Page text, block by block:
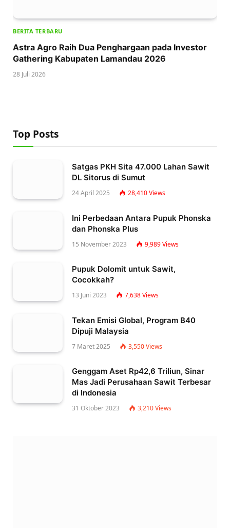
BERITA TERBARU
Astra Agro Raih Dua Penghargaan pada Investor
Gathering Kabupaten Lamandau 2026
28 Juli 2026
Top Posts
Satgas PKH Sita 47.000 Lahan Sawit
DL Sitorus di Sumut
24 April 2025 28,410Views
Ini Perbedaan Antara Pupuk Phonska
dan Phonska Plus
15 November 2023 9,989Views
Pupuk Dolomit untuk Sawit,
Cocokkah?
13 Juni 2023 7,638Views
Tekan Emisi Global, Program B40
Dipuji Malaysia
7 Maret 2025 3,550Views
Genggam Aset Rp42,6 Triliun, Sinar
Mas Jadi Perusahaan Sawit Terbesar
di Indonesia
31 Oktober 2023 3,210Views